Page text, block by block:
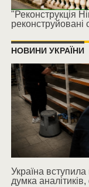
"Реконструкція
реконструйовані
НОВИНИ УКРАЇНИ
Україна
думка